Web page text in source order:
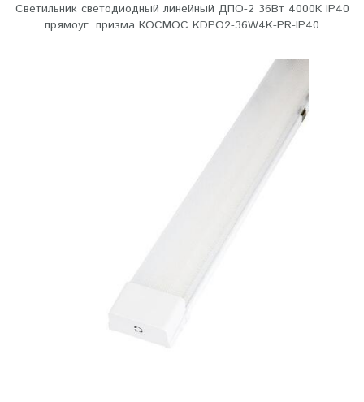
Светильник светодиодный линейный ДПО-2 36Вт 4000К IP40
прямоуг. призма КОСМОС KDPO2-36W4K-PR-IP40